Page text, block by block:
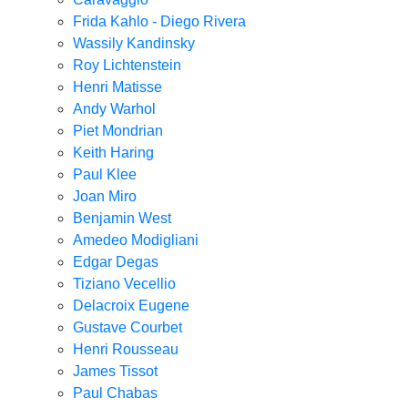
Frida Kahlo - Diego Rivera
Wassily Kandinsky
Roy Lichtenstein
Henri Matisse
Andy Warhol
Piet Mondrian
Keith Haring
Paul Klee
Joan Miro
Benjamin West
Amedeo Modigliani
Edgar Degas
Tiziano Vecellio
Delacroix Eugene
Gustave Courbet
Henri Rousseau
James Tissot
Paul Chabas